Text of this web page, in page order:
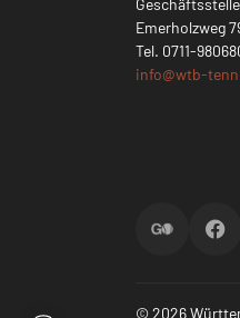
Emerholzweg
Tel. 0711-
info@wtb-
ScoreGO
© 2026